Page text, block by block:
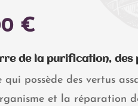
€
de la purification, des
qui possède des vertus
et la réparation